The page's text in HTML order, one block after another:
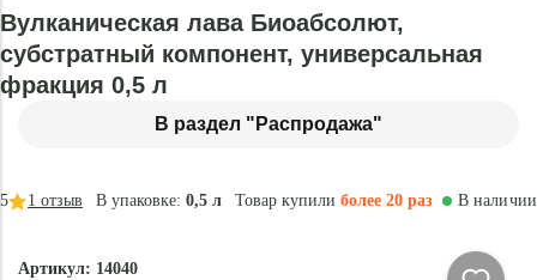
В раздел "Распродажа"
Вулканическая лава Биоабсолют,
субстратный компонент, универсальная
фракция 0,5 л
В упаковке: 0,5 л Товар купили более 20 раз
5 1 отзыв В наличии
Артикул: 14040